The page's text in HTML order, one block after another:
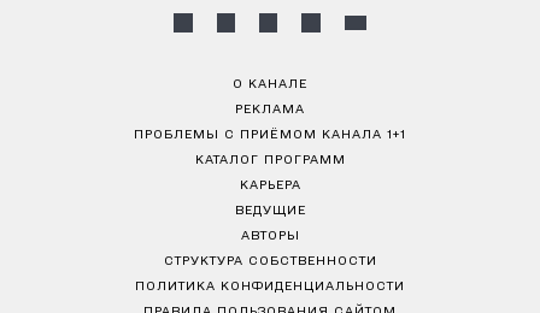
О КАНАЛЕ
РЕКЛАМА
ПРОБЛЕМЫ С ПРИЁМОМ КАНАЛА 1+1
КАТАЛОГ ПРОГРАММ
КАРЬЕРА
ВЕДУЩИЕ
АВТОРЫ
СТРУКТУРА СОБСТВЕННОСТИ
ПОЛИТИКА КОНФИДЕНЦИАЛЬНОСТИ
ПРАВИЛА ПОЛЬЗОВАНИЯ САЙТОМ